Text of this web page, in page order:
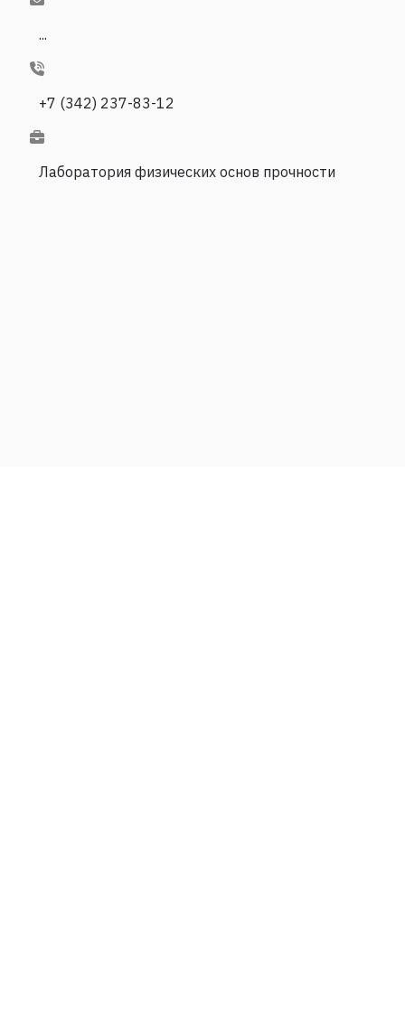
...
+7 (342) 237-83-12
Лаборатория физических основ прочности